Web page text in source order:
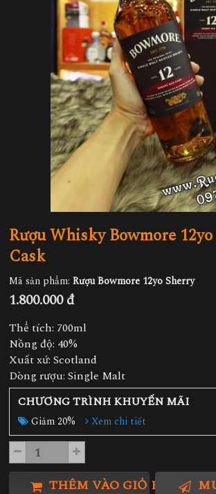
Rượu Whisky Bowmore
Cask
Mã sản phẩm: Rượu Bowmore 12yo Sherry
1.800.000 đ
Thể tích: 700ml
Nồng độ: 40%
Xuất xứ: Scotland
Dòng rượu: Single Malt
CHƯƠNG TRÌNH KHUYẾN MÃI
Giảm 20% Xem chi tiết
THÊM VÀO GIỎ HÀNG